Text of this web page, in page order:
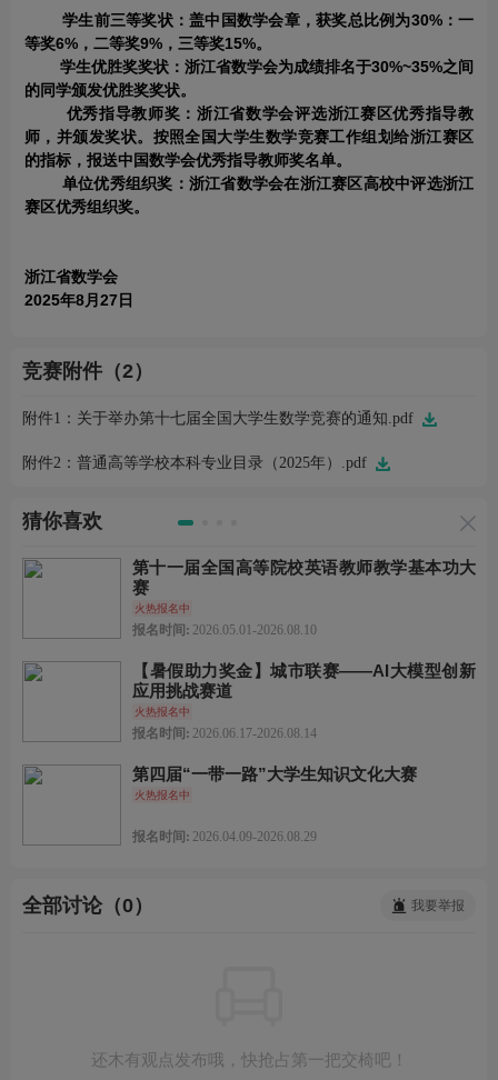
学生前三等奖状：盖中国数学会章，获奖总比例为30%：一
等奖6%，二等奖9%，三等奖15%。
学生优胜奖奖状：浙江省数学会为成绩排名于30%~35%之间
的同学颁发优胜奖奖状。
优秀指导教师奖：浙江省数学会评选浙江赛区优秀指导教
师，并颁发奖状。按照全国大学生数学竞赛工作组划给浙江赛区
的指标，报送中国数学会优秀指导教师奖名单。
单位优秀组织奖：浙江省数学会在浙江赛区高校中评选浙江
赛区优秀组织奖。
浙江省数学会
2025年8月27 日
竞赛附件（2）
附件1：关于举办第十七届全国大学生数学竞赛的通知.pdf
附件2：普通高等学校本科专业目录（2025年）.pdf
猜你喜欢
第十一届全国高等院校英语教师教学基本功大
赛
火热报名中
报名时间: 2026.05.01-2026.08.10
【暑假助力奖金】城市联赛——AI大模型创新
应用挑战赛道
火热报名中
报名时间: 2026.06.17-2026.08.14
第四届“一带一路”大学生知识文化大赛
火热报名中
报名时间: 2026.04.09-2026.08.29
全部讨论（0） 我要举报
还木有观点发布哦，快抢占第一把交椅吧！